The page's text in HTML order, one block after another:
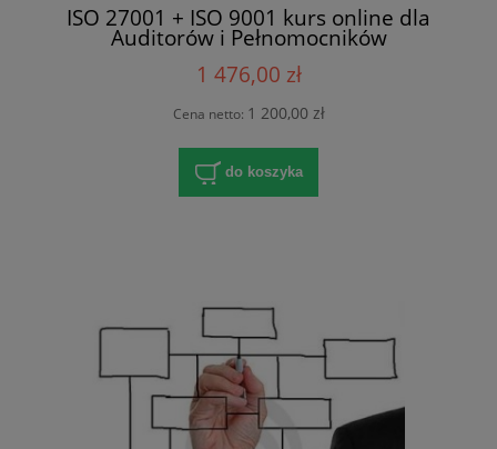
ISO 27001 + ISO 9001 kurs online dla
Auditorów i Pełnomocników
1 476,00 zł
Cena netto: 1 200,00 zł
do koszyka